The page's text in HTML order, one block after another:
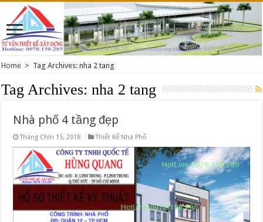
Home > Tag Archives: nha 2 tang
Tag Archives:nha 2 tang
Nhà phố 4 tầng đẹp
Tháng Chín 15, 2018 Thiết Kế Nhà Phố